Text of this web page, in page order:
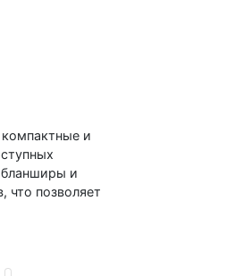
и
бланширы и
что позволяет